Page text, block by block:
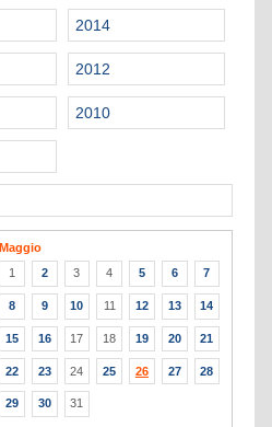
2014
2012
2010
Maggio
1
2 3 4 5 6 7
8 9 10 11 12 13 14
15 16 17 18 19 20 21
22 23 24 25 26 27 28
29 30 31